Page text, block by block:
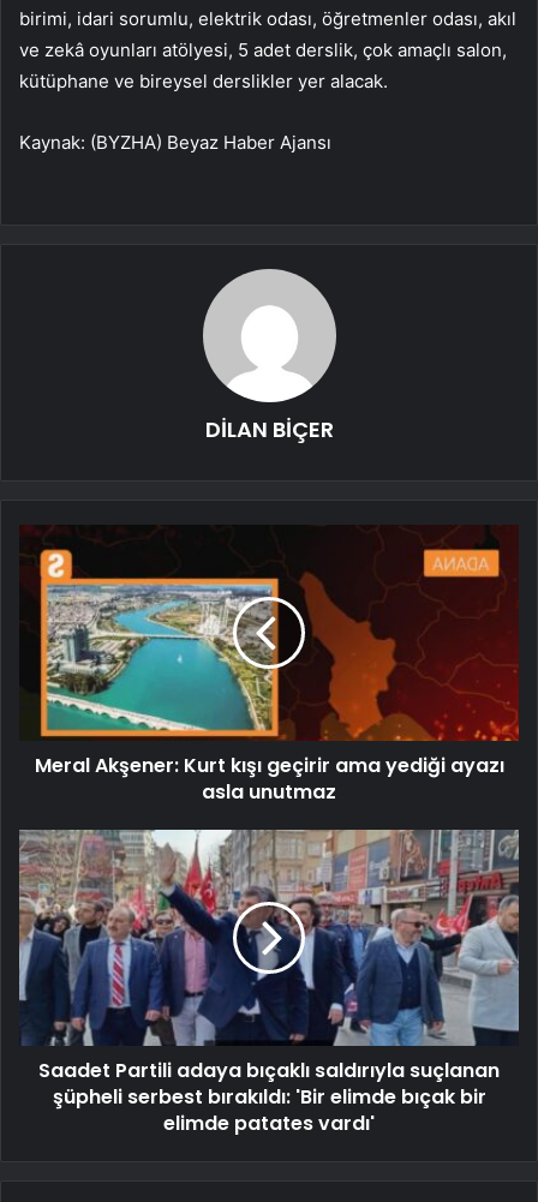
birimi, idari sorumlu, elektrik odası, öğretmenler odası, akıl
ve zekâ oyunları atölyesi, 5 adet derslik, çok amaçlı salon,
kütüphane ve bireysel derslikler yer alacak.
Kaynak: (BYZHA) Beyaz Haber Ajansı
DİLAN BİÇER
Meral Akşener: Kurt kışı geçirir ama yediği ayazı
asla unutmaz
Saadet Partili adaya bıçaklı saldırıyla suçlanan
şüpheli serbest bırakıldı: 'Bir elimde bıçak bir
elimde patates vardı'